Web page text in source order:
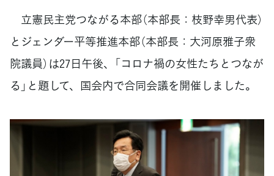
立憲民主党つながる本部（本部長：枝野幸男代表）
とジェンダー平等推進本部（本部長：大河原雅子衆
院議員）は27日午後、「コロナ禍の女性たちとつなが
る」と題して、国会内で合同会議を開催しました。